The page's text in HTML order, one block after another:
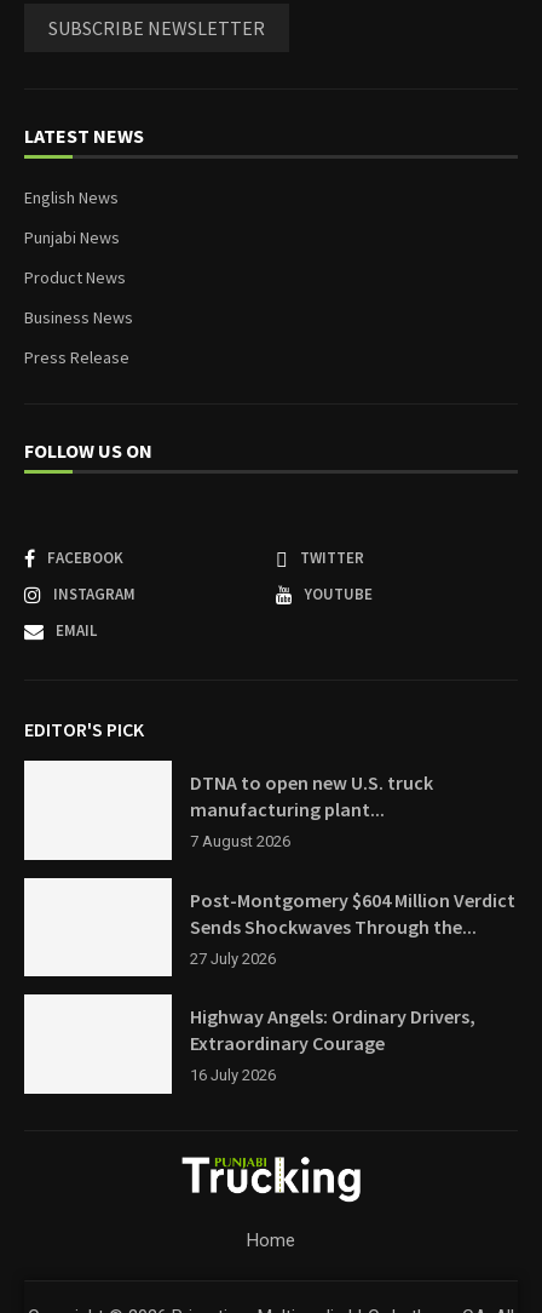
SUBSCRIBE NEWSLETTER
LATEST NEWS
English News
Punjabi News
Product News
Business News
Press Release
FOLLOW US ON
FACEBOOK
TWITTER
INSTAGRAM
YOUTUBE
EMAIL
EDITOR'S PICK
DTNA to open new U.S. truck
manufacturing plant...
7 August 2026
Post-Montgomery $604 Million Verdict
Sends Shockwaves Through the...
27 July 2026
Highway Angels: Ordinary Drivers,
Extraordinary Courage
16 July 2026
Home